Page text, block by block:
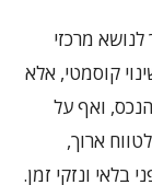
מרכזי
קוסמטי, אלא
ואף על
ארוך,
ונזקי זמן.